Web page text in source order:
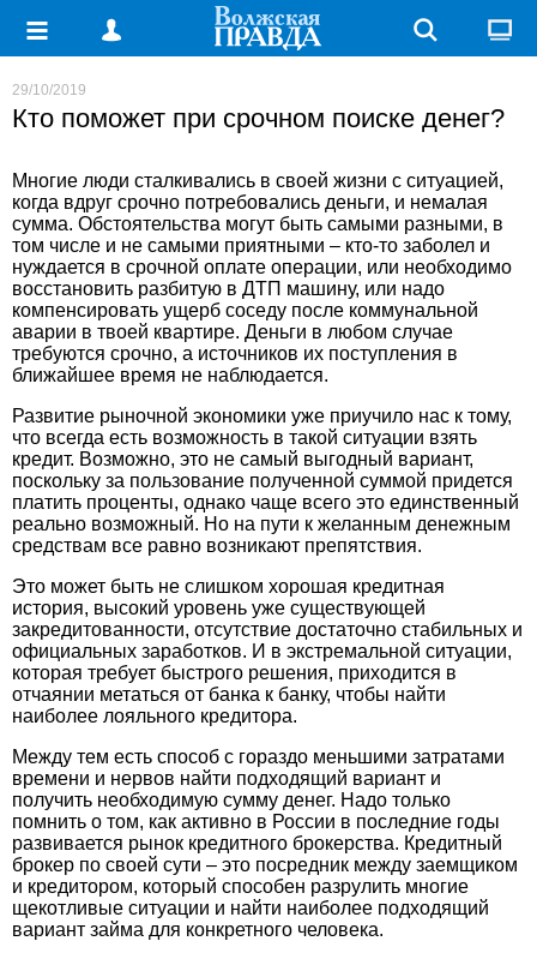
29/10/2019
Кто поможет при срочном поиске денег?
Многие люди сталкивались в своей жизни с ситуацией,
когда вдруг срочно потребовались деньги, и немалая
сумма. Обстоятельства могут быть самыми разными, в
том числе и не самыми приятными – кто-то заболел и
нуждается в срочной оплате операции, или необходимо
восстановить разбитую в ДТП машину, или надо
компенсировать ущерб соседу после коммунальной
аварии в твоей квартире. Деньги в любом случае
требуются срочно, а источников их поступления в
ближайшее время не наблюдается.
Развитие рыночной экономики уже приучило нас к тому,
что всегда есть возможность в такой ситуации взять
кредит. Возможно, это не самый выгодный вариант,
поскольку за пользование полученной суммой придется
платить проценты, однако чаще всего это единственный
реально возможный. Но на пути к желанным денежным
средствам все равно возникают препятствия.
Это может быть не слишком хорошая кредитная
история, высокий уровень уже существующей
закредитованности, отсутствие достаточно стабильных и
официальных заработков. И в экстремальной ситуации,
которая требует быстрого решения, приходится в
отчаянии метаться от банка к банку, чтобы найти
наиболее лояльного кредитора.
Между тем есть способ с гораздо меньшими затратами
времени и нервов найти подходящий вариант и
получить необходимую сумму денег. Надо только
помнить о том, как активно в России в последние годы
развивается рынок кредитного брокерства. Кредитный
брокер по своей сути – это посредник между заемщиком
и кредитором, который способен разрулить многие
щекотливые ситуации и найти наиболее подходящий
вариант займа для конкретного человека.